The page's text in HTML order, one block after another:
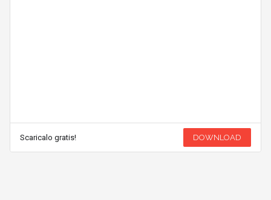
Scaricalo gratis! DOWNLOAD